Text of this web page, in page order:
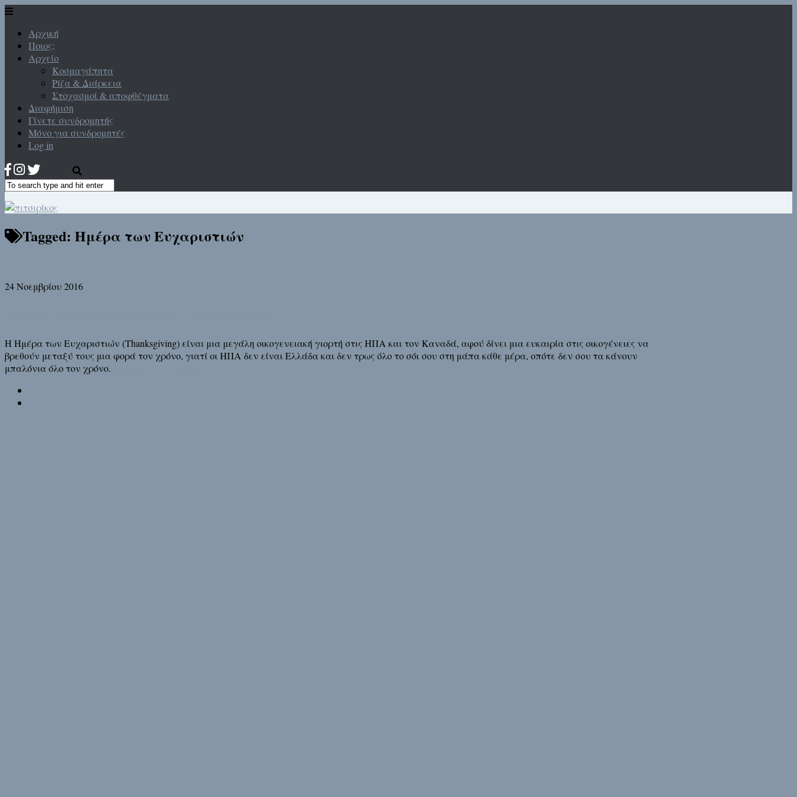
Αρχική
Ποιος;
Αρχείο
Κοσμαγάπητα
Ρίζα & Διάρκεια
Στοχασμοί & αποφθέγματα
Διαφήμιση
Γίνετε συνδρομητής
Μόνο για συνδρομητές
Log in
Tagged: Ημέρα των Ευχαριστιών
24 Νοεμβρίου 2016
Η Ημέρα των Ευχαριστιών (Thanksgiving) είναι μια μεγάλη οικογενειακή γιορτή στις ΗΠΑ και τον Καναδά, αφού δίνει μια ευκαιρία στις οικογένειες να
βρεθούν μεταξύ τους μια φορά τον χρόνο, γιατί οι ΗΠΑ δεν είναι Ελλάδα και δεν τρως όλο το σόι σου στη μάπα κάθε μέρα, οπότε δεν σου τα κάνουν
μπαλόνια όλο τον χρόνο.